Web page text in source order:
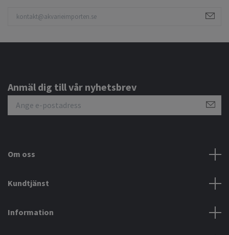
Anmäl dig till vår nyhetsbrev
Om oss
Kundtjänst
Information